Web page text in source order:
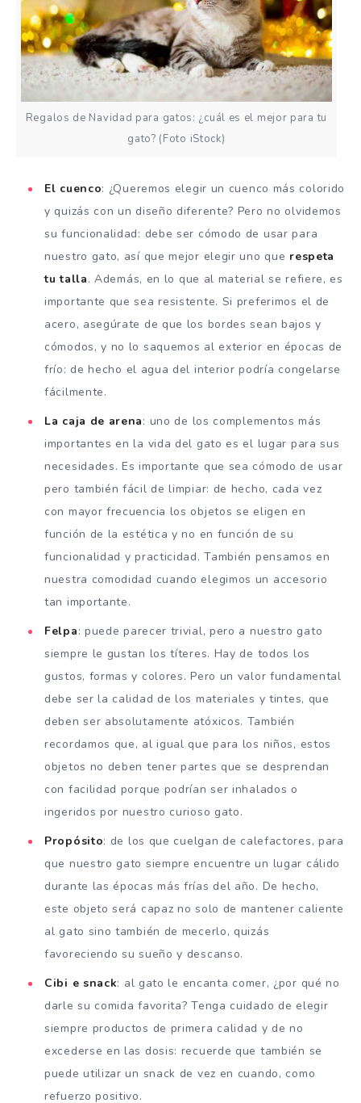
Regalos de Navidad para gatos: ¿cuál es el mejor para tu
gato? (Foto iStock)
El cuenco: ¿Queremos elegir un cuenco más colorido
y quizás con un diseño diferente? Pero no olvidemos
su funcionalidad: debe ser cómodo de usar para
nuestro gato, así que mejor elegir uno que respeta
tu talla. Además, en lo que al material se refiere, es
importante que sea resistente. Si preferimos el de
acero, asegúrate de que los bordes sean bajos y
cómodos, y no lo saquemos al exterior en épocas de
frío: de hecho el agua del interior podría congelarse
fácilmente.
La caja de arena: uno de los complementos más
importantes en la vida del gato es el lugar para sus
necesidades. Es importante que sea cómodo de usar
pero también fácil de limpiar: de hecho, cada vez
con mayor frecuencia los objetos se eligen en
función de la estética y no en función de su
funcionalidad y practicidad. También pensamos en
nuestra comodidad cuando elegimos un accesorio
tan importante.
Felpa: puede parecer trivial, pero a nuestro gato
siempre le gustan los títeres. Hay de todos los
gustos, formas y colores. Pero un valor fundamental
debe ser la calidad de los materiales y tintes, que
deben ser absolutamente atóxicos. También
recordamos que, al igual que para los niños, estos
objetos no deben tener partes que se desprendan
con facilidad porque podrían ser inhalados o
ingeridos por nuestro curioso gato.
Propósito: de los que cuelgan de calefactores, para
que nuestro gato siempre encuentre un lugar cálido
durante las épocas más frías del año. De hecho,
este objeto será capaz no solo de mantener caliente
al gato sino también de mecerlo, quizás
favoreciendo su sueño y descanso.
Cibi e snack: al gato le encanta comer, ¿por qué no
darle su comida favorita? Tenga cuidado de elegir
siempre productos de primera calidad y de no
excederse en las dosis: recuerde que también se
puede utilizar un snack de vez en cuando, como
refuerzo positivo.